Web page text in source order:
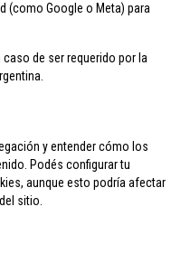
(como Google o Meta) para
de ser requerido por la
y entender cómo los
Podés configurar tu
aunque esto podría afectar
sitio.